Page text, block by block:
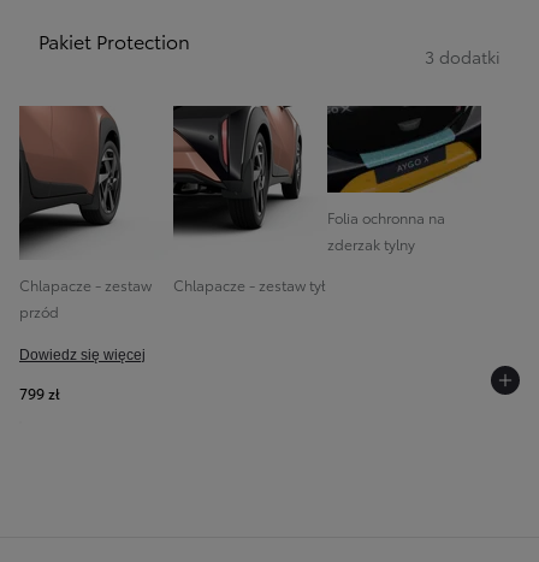
Pakiet Protection
3 dodatki
Chlapacze - zestaw
przód
Chlapacze - zestaw tył
Folia ochronna na
zderzak tylny
Dowiedz się więcej
799 zł